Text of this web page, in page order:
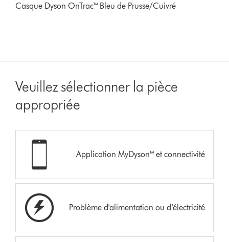
Casque Dyson OnTrac™ Bleu de Prusse/Cuivré
Veuillez sélectionner la pièce
appropriée
Application MyDyson™ et connectivité
Problème d'alimentation ou d’électricité